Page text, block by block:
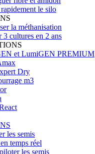
le silo
la méthanisation
3 cultures en 2 ans
et LumiGEN PREMIUM
Dry
m3
les semis
temps réel
les semis